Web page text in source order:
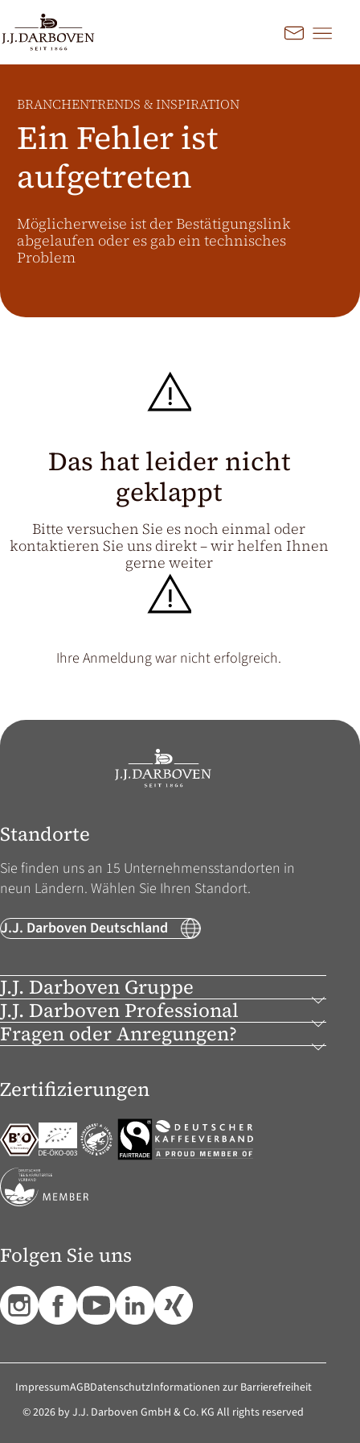
Kontakt
BRANCHENTRENDS & INSPIRATION
Ein Fehler ist
aufgetreten
Möglicherweise ist der Bestätigungslink
abgelaufen oder es gab ein technisches
Problem
Das hat leider nicht
geklappt
Bitte versuchen Sie es noch einmal oder
kontaktieren Sie uns direkt – wir helfen Ihnen
gerne weiter
Ihre Anmeldung war nicht erfolgreich.
Land und Sprache
auswählen
Entdecken Sie unsere Angebote
für Ihren Markt
Deutschland DE
EN
Česko
CS
Ireland
United Kingdom
J.J. Darboven Gruppe
Standorte
Sie finden uns an 15 Unternehmens­standorten in
neun Ländern. Wählen Sie Ihren Standort.
J.J. Darboven Deutschland
J.J. Darboven Professional
Fragen oder Anregungen?
Zertifizierungen
Folgen Sie uns
ImpressumAGBDatenschutzInformationen zur Barrierefreiheit
© 2026 by J.J. Darboven GmbH & Co. KG All rights reserved